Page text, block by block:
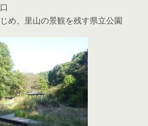
め、里山の景観を残す県立公園